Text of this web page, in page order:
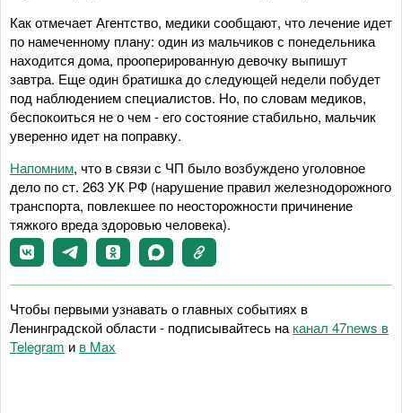
Как отмечает Агентство, медики сообщают, что лечение идет
по намеченному плану: один из мальчиков с понедельника
находится дома, прооперированную девочку выпишут
завтра. Еще один братишка до следующей недели побудет
под наблюдением специалистов. Но, по словам медиков,
беспокоиться не о чем - его состояние стабильно, мальчик
уверенно идет на поправку.
Напомним, что в связи с ЧП было возбуждено уголовное
дело по ст. 263 УК РФ (нарушение правил железнодорожного
транспорта, повлекшее по неосторожности причинение
тяжкого вреда здоровью человека).
Чтобы первыми узнавать о главных событиях в
Ленинградской области - подписывайтесь на канал 47news в
Telegram и в Maх